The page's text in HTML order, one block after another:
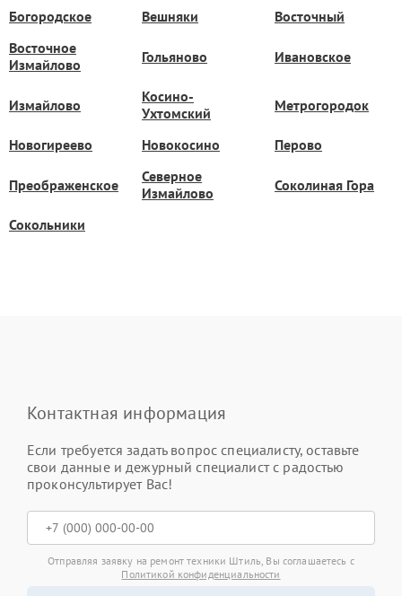
Богородское Вешняки
Восточный
Восточное
Измайлово
Гольяново Ивановское
Измайлово
Косино-
Ухтомский
Метрогородок
Новогиреево Новокосино Перово
Преображенское
Северное
Измайлово
Соколиная Гора
Сокольники
Контактная информация
Если требуется задать вопрос специалисту, оставьте
свои данные и дежурный специалист с радостью
проконсультирует Вас!
Отправляя заявку на ремонт техники Штиль, Вы соглашаетесь с
Политикой конфиденциальности